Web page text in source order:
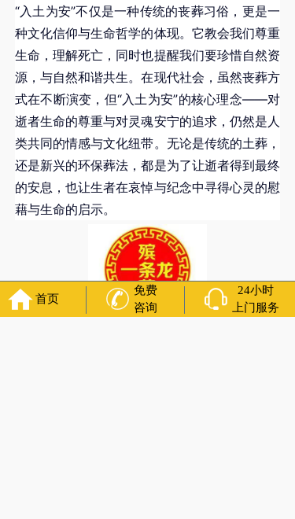
“入土为安”不仅是一种传统的丧葬习俗，更是一
种文化信仰与生命哲学的体现。它教会我们尊重
生命，理解死亡，同时也提醒我们要珍惜自然资
源，与自然和谐共生。在现代社会，虽然丧葬方
式在不断演变，但“入土为安”的核心理念——对
逝者生命的尊重与对灵魂安宁的追求，仍然是人
类共同的情感与文化纽带。无论是传统的土葬，
还是新兴的环保葬法，都是为了让逝者得到最终
的安息，也让生者在哀悼与纪念中寻得心灵的慰
藉与生命的启示。
首页
免费
咨询
24小时
上门服务